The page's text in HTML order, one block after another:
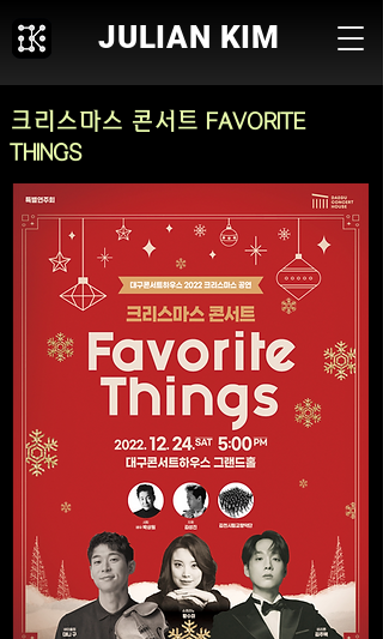
JULIAN KIM
크리스마스 콘서트 FAVORITE
THINGS